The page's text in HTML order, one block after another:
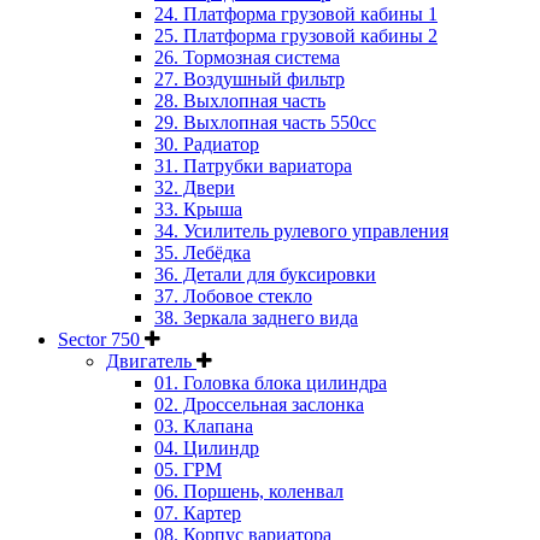
24. Платформа грузовой кабины 1
25. Платформа грузовой кабины 2
26. Тормозная система
27. Воздушный фильтр
28. Выхлопная часть
29. Выхлопная часть 550cc
30. Радиатор
31. Патрубки вариатора
32. Двери
33. Крыша
34. Усилитель рулевого управления
35. Лебёдка
36. Детали для буксировки
37. Лобовое стекло
38. Зеркала заднего вида
Sector 750
Двигатель
01. Головка блока цилиндра
02. Дроссельная заслонка
03. Клапана
04. Цилиндр
05. ГРМ
06. Поршень, коленвал
07. Картер
08. Корпус вариатора